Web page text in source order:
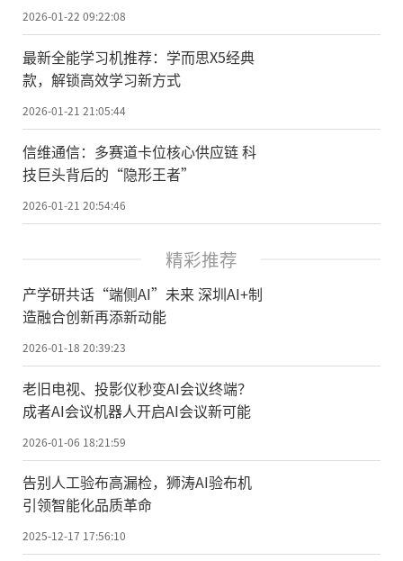
2026-01-22 09:22:08
最新全能学习机推荐：学而思X5经典
款，解锁高效学习新方式
2026-01-21 21:05:44
信维通信：多赛道卡位核心供应链 科
技巨头背后的“隐形王者”
2026-01-21 20:54:46
精彩推荐
产学研共话“端侧AI”未来 深圳AI+制
造融合创新再添新动能
2026-01-18 20:39:23
老旧电视、投影仪秒变AI会议终端？
成者AI会议机器人开启AI会议新可能
2026-01-06 18:21:59
告别人工验布高漏检，狮涛AI验布机
引领智能化品质革命
2025-12-17 17:56:10